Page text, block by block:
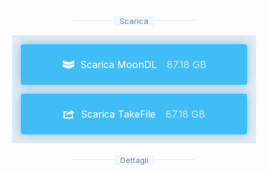
Scarica
Scarica MoonDL 87.18 GB
Scarica TakeFile 87.18 GB
Dettagli